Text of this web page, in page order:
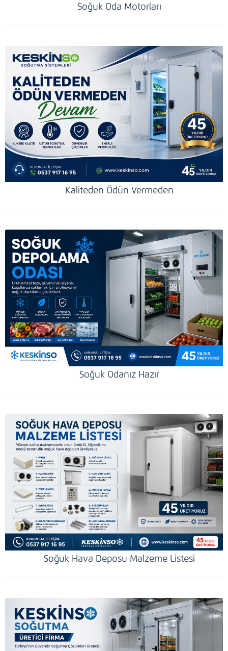
Soğuk Oda Motorları
Kaliteden Ödün Vermeden
Soğuk Odanız Hazır
Soğuk Hava Deposu Malzeme Listesi